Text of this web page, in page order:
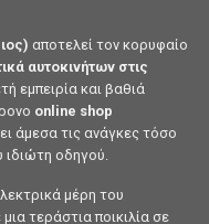
για να δείτε